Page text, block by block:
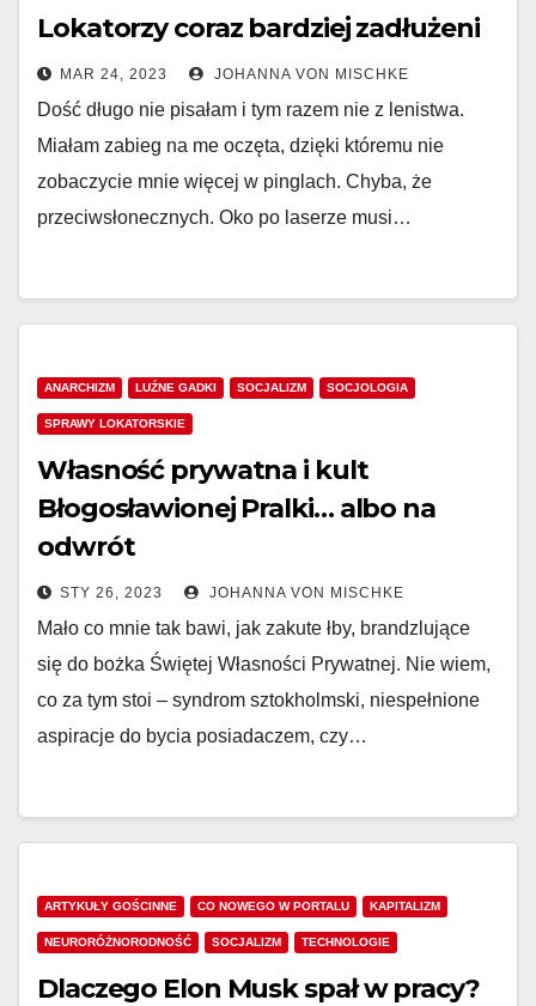
Lokatorzy coraz bardziej zadłużeni
MAR 24, 2023 JOHANNA VON MISCHKE
Dość długo nie pisałam i tym razem nie z lenistwa.
Miałam zabieg na me oczęta, dzięki któremu nie
zobaczycie mnie więcej w pinglach. Chyba, że
przeciwsłonecznych. Oko po laserze musi…
ANARCHIZM LUŹNE GADKI SOCJALIZM SOCJOLOGIA
SPRAWY LOKATORSKIE
Własność prywatna i kult
Błogosławionej Pralki… albo na
odwrót
STY 26, 2023 JOHANNA VON MISCHKE
Mało co mnie tak bawi, jak zakute łby, brandzlujące
się do bożka Świętej Własności Prywatnej. Nie wiem,
co za tym stoi – syndrom sztokholmski, niespełnione
aspiracje do bycia posiadaczem, czy…
ARTYKUŁY GOŚCINNE CO NOWEGO W PORTALU KAPITALIZM
NEURORÓŻNORODNOŚĆ SOCJALIZM TECHNOLOGIE
Dlaczego Elon Musk spał w pracy?